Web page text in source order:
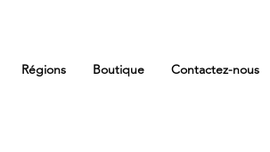
Régions Boutique Contactez-nous